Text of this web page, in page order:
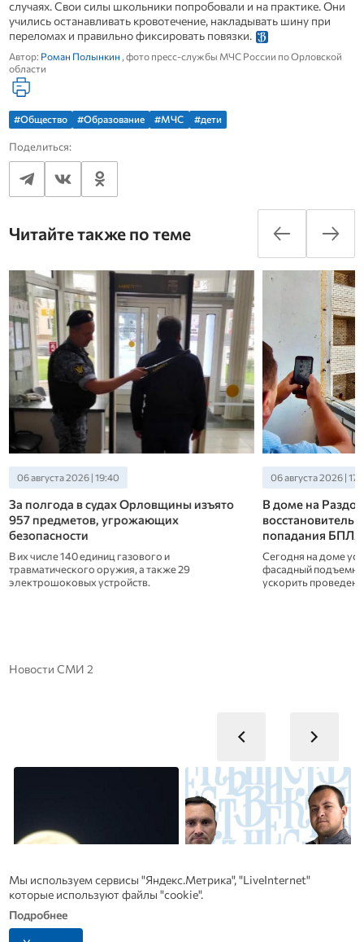
случаях. Свои силы школьники попробовали и на практике. Они
учились останавливать кровотечение, накладывать шину при
переломах и правильно фиксировать повязки.
Автор: Роман Полынкин , фото пресс-службы МЧС России по Орловской
области
#Общество #Образование #МЧС #дети
Поделиться:
Читайте также по теме
06 августа 2026 | 19:40
За полгода в судах Орловщины изъято
957 предметов, угрожающих
безопасности
В их числе 140 единиц газового и
травматического оружия, а также 29
электрошоковых устройств.
06 августа 2026 |
В доме на
попадания БПЛА
Сегодня на доме
фасадный
ускорить
Новости СМИ 2
Мы используем сервисы "Яндекс.Метрика", "LiveInternet"
которые используют файлы "cookie".
Подробнее